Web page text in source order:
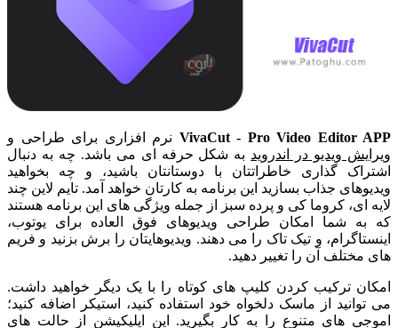
VivaCut - Pro Video Editor APP نرم افزاری برای طراحی و
ویرایش ویدیو در اندروید به شکل حرفه ای می باشد. چه به دنبال
اشتراک گذاری خاطراتتان با دوستانتان باشید، و چه بخواهید
ویدیوهای جذاب بسازید این برنامه به کارتان خواهد آمد. تایم لاین چند
لایه ای، کروما کی و پرده سبز از جمله ویژگی های این برنامه هستند
که به شما امکان طراحی ویدیوهای فوق العاده برای یوتوب،
اینستاگرام، و تیک تاک را می دهند. ویدیوهایتان را برش بزنید و فریم
های مختلف آن را تغییر دهید.
امکان ترکیب کردن کلیپ های کوتاه را با یک دیگر خواهید داشت.
می توانید از ماسک دلخواه خود استفاده کنید، استیکر اضافه کنید؛
اموجی های متنوع را به کار بگیرید. این اپلیکیشن از حالت های